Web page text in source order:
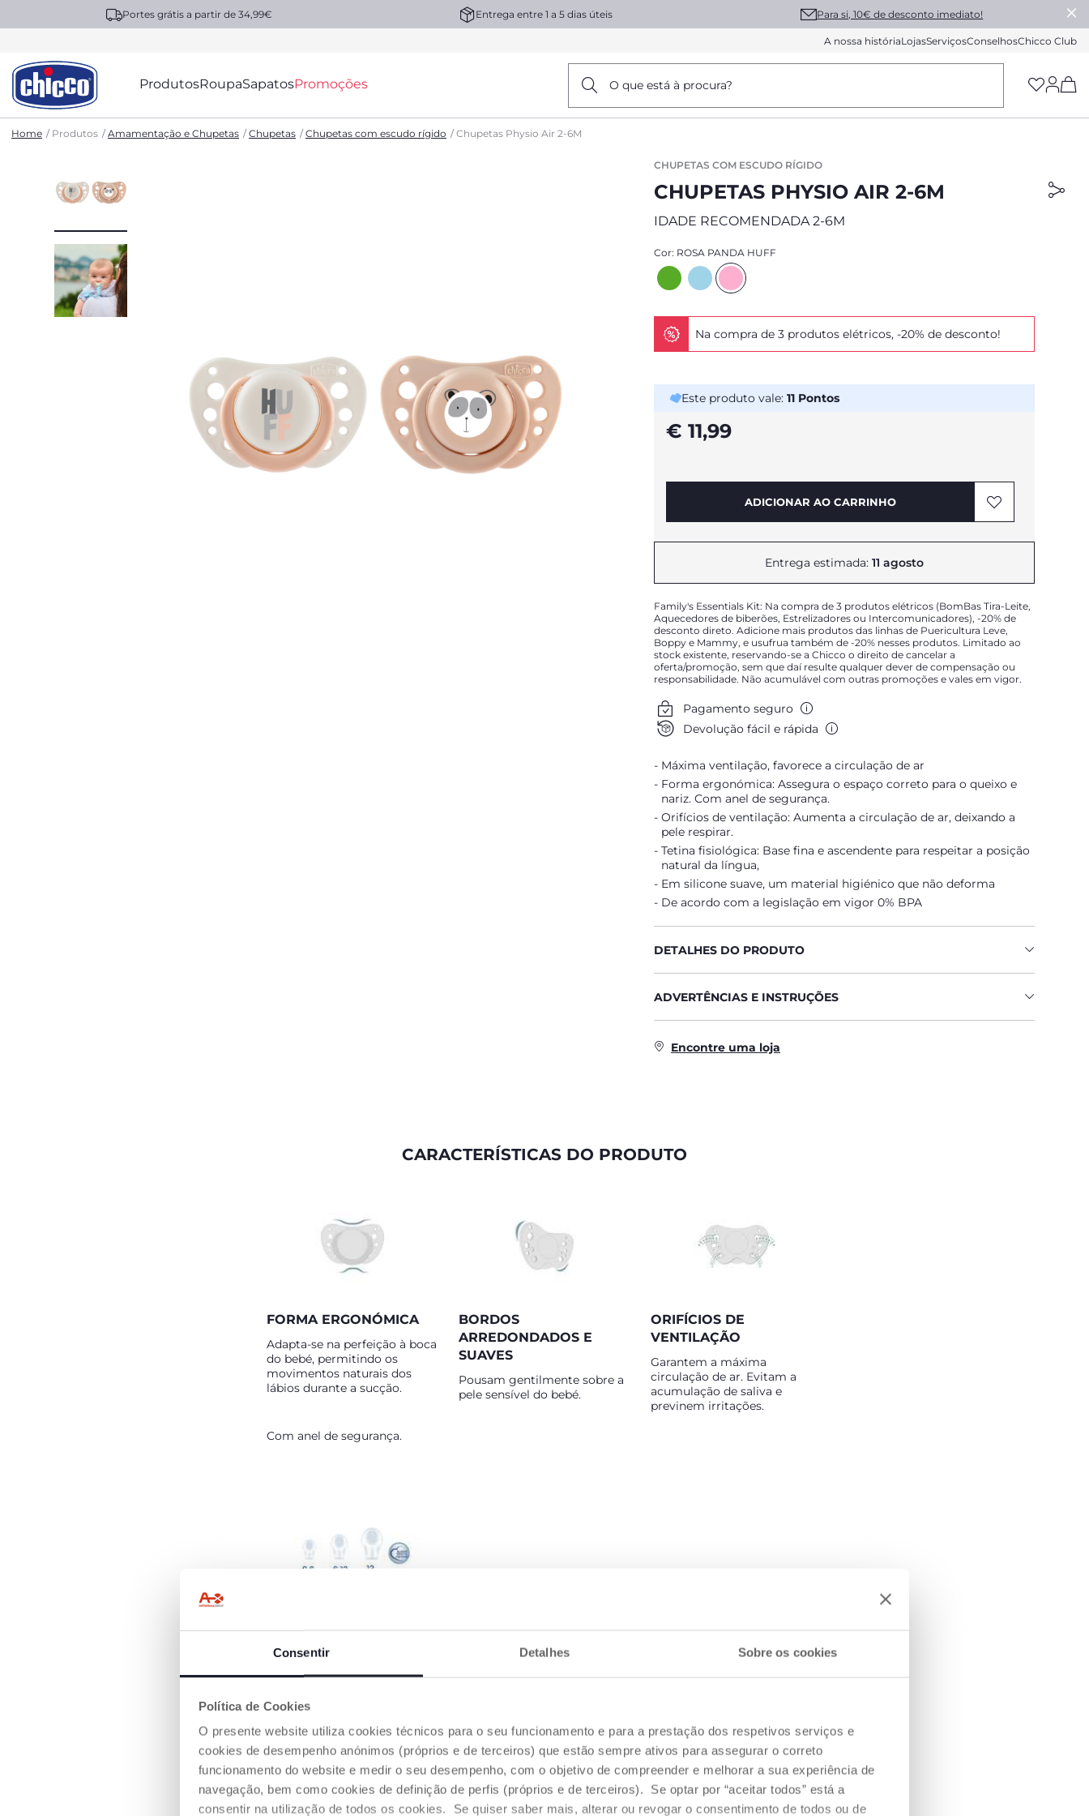
Consentir Detalhes Sobre os cookies
Política de Cookies
O presente website utiliza cookies técnicos para o seu funcionamento e para a prestação dos respetivos serviços e
cookies de desempenho anónimos (próprios e de terceiros) que estão sempre ativos para assegurar o correto
funcionamento do website e medir o seu desempenho, com o objetivo de compreender e melhorar a sua experiência de
navegação, bem como cookies de definição de perfis (próprios e de terceiros). Se optar por “aceitar todos” está a
consentir na utilização de todos os cookies. Se quiser saber mais, alterar ou revogar o consentimento de todos ou de
Portes grátis a partir de 34,99€ Entrega entre 1 a 5 dias úteis Para si, 10€ de desconto imediato!
A nossa históriaLojasServiçosConselhosChicco Club
ProdutosRoupaSapatosPromoções O que está à procura?
Home Produtos Amamentação e Chupetas Chupetas Chupetas com escudo rígido Chupetas Physio Air 2-6M
CHUPETAS COM ESCUDO RÍGIDO
CHUPETAS PHYSIO AIR 2-6M
IDADE RECOMENDADA 2-6M
Cor: ROSA PANDA HUFF
Na compra de 3 produtos elétricos, -20% de desconto!
Este produto vale: 11 Pontos
€ 11,99
ADICIONAR AO CARRINHO
Entrega estimada: 11 agosto
Family's Essentials Kit: Na compra de 3 produtos elétricos (BomBas Tira-Leite,
Aquecedores de biberões, Estrelizadores ou Intercomunicadores), -20% de
desconto direto. Adicione mais produtos das linhas de Puericultura Leve,
Boppy e Mammy, e usufrua também de -20% nesses produtos. Limitado ao
stock existente, reservando-se a Chicco o direito de cancelar a
oferta/promoção, sem que daí resulte qualquer dever de compensação ou
responsabilidade. Não acumulável com outras promoções e vales em vigor.
Pagamento seguro
Devolução fácil e rápida
Máxima ventilação, favorece a circulação de ar
Forma ergonómica: Assegura o espaço correto para o queixo e
nariz. Com anel de segurança.
Orifícios de ventilação: Aumenta a circulação de ar, deixando a
pele respirar.
Tetina fisiológica: Base fina e ascendente para respeitar a posição
natural da língua,
Em silicone suave, um material higiénico que não deforma
De acordo com a legislação em vigor 0% BPA
DETALHES DO PRODUTO
ADVERTÊNCIAS E INSTRUÇÕES
Encontre uma loja
CARACTERÍSTICAS DO PRODUTO
FORMA ERGONÓMICA
Adapta-se na perfeição à boca
do bebé, permitindo os
movimentos naturais dos
lábios durante a sucção.
Com anel de segurança.
BORDOS
ARREDONDADOS E
SUAVES
Pousam gentilmente sobre a
pele sensível do bebé.
ORIFÍCIOS DE
VENTILAÇÃO
Garantem a máxima
circulação de ar. Evitam a
acumulação de saliva e
previnem irritações.
TETINA ATIVA EM
SILICONE
sabor e odor e que não
deforma com o passar do
tempo.
Disponível em 3 tamanhos
diferentes: 0-6m, 6-16m e 16-
36m, para assegurar o